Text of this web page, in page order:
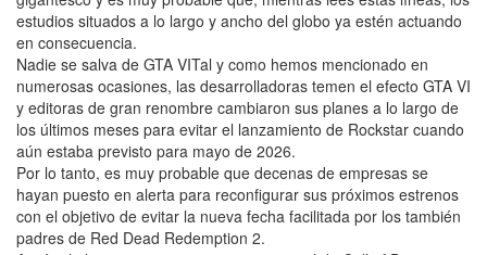
estudios situados a lo largo y ancho del globo ya estén actuando
en consecuencia.
Nadie se salva de GTA VITal y como hemos mencionado en
numerosas ocasiones, las desarrolladoras temen el efecto GTA VI
y editoras de gran renombre cambiaron sus planes a lo largo de
los últimos meses para evitar el lanzamiento de Rockstar cuando
aún estaba previsto para mayo de 2026.
Por lo tanto, es muy probable que decenas de empresas se
hayan puesto en alerta para reconfigurar sus próximos estrenos
con el objetivo de evitar la nueva fecha facilitada por los también
padres de Red Dead Redemption 2.